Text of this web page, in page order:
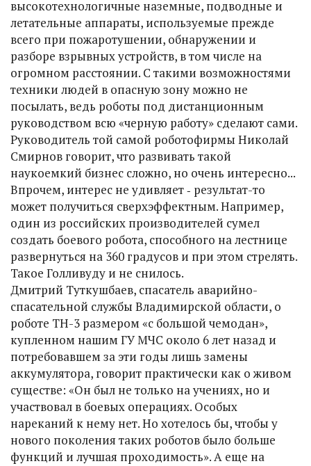
высокотехнологичные наземные, подводные и
летательные аппараты, используемые прежде
всего при пожаротушении, обнаружении и
разборе взрывных устройств, в том числе на
огромном расстоянии. С такими возможностями
техники людей в опасную зону можно не
посылать, ведь роботы под дистанционным
руководством всю «черную работу» сделают сами.
Руководитель той самой роботофирмы Николай
Смирнов говорит, что развивать такой
наукоемкий бизнес сложно, но очень интересно...
Впрочем, интерес не удивляет ‑ результат-то
может получиться сверхэффектным. Например,
один из российских производителей сумел
создать боевого робота, способного на лестнице
развернуться на 360 градусов и при этом стрелять.
Такое Голливуду и не снилось.
Дмитрий Туткушбаев, спасатель аварийно-
спасательной службы Владимирской области, о
роботе ТН-3 размером «с большой чемодан»,
купленном нашим ГУ МЧС около 6 лет назад и
потребовавшем за эти годы лишь замены
аккумулятора, говорит практически как о живом
существе: «Он был не только на учениях, но и
участвовал в боевых операциях. Особых
нареканий к нему нет. Но хотелось бы, чтобы у
нового поколения таких роботов было больше
функций и лучшая проходимость». А еще на